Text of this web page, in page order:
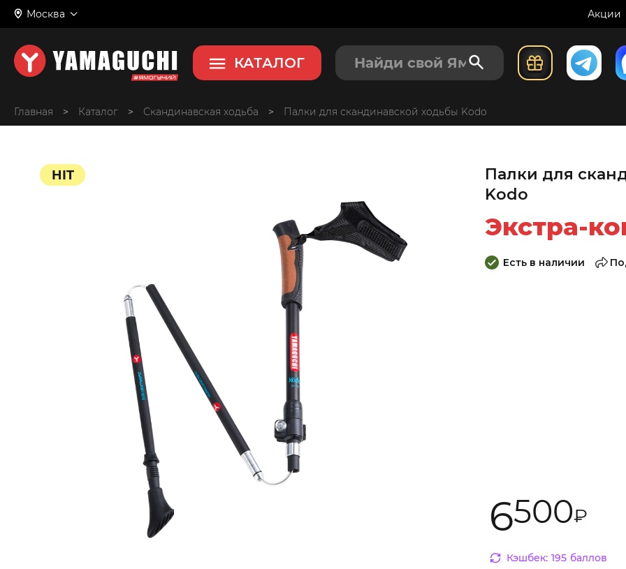
Москва Акции
КАТАЛОГ
Главная > > Скандинавская ходьба > Палки для скандинавской ходьбы Kodo
HIT
Палки для
Kodo
Экстра-
Есть в наличии
6500₽
Кэшбек: 195 баллов
Палки для скандинавской ходьбы
купить